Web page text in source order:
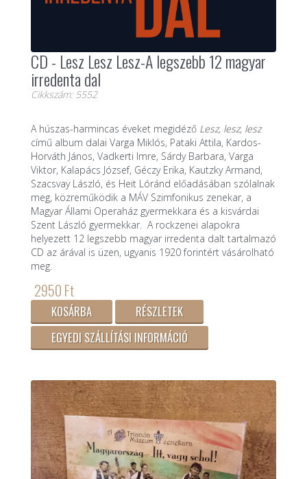
CD - Lesz Lesz Lesz-A legszebb 12 magyar
irredenta dal
Cikkszám: 5552
A húszas-harmincas éveket megidéző Lesz, lesz, lesz
című album dalai Varga Miklós, Pataki Attila, Kardos-
Horváth János, Vadkerti Imre, Sárdy Barbara, Varga
Viktor, Kalapács József, Géczy Erika, Kautzky Armand,
Szacsvay László, és Heit Lóránd előadásában szólalnak
meg, közreműködik a MÁV Szimfonikus zenekar, a
Magyar Állami Operaház gyermekkara és a kisvárdai
Szent László gyermekkar. A rockzenei alapokra
helyezett 12 legszebb magyar irredenta dalt tartalmazó
CD az árával is üzen, ugyanis 1920 forintért vásárolható
meg.
2950 Ft
KOSÁRBA
RÉSZLETEK
EGYEDI SZÁLLÍTÁSI INFORMÁCIÓ